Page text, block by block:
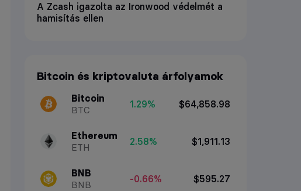
A Zcash igazolta az Ironwood védelmét a
hamisítás ellen
Bitcoin és kriptovaluta árfolyamok
Bitcoin
BTC
1.29% $64,858.98
Ethereum
ETH
2.58% $1,911.13
BNB
BNB
-0.66% $595.27